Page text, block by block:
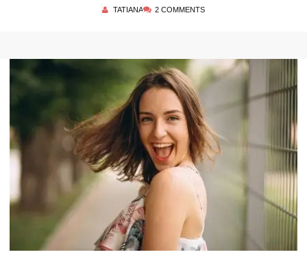
TATIANA 2 COMMENTS